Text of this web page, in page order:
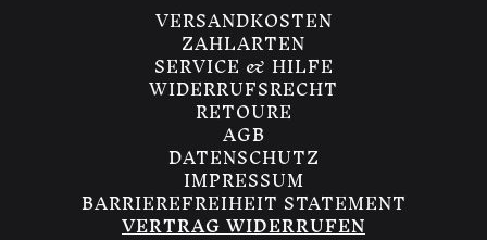
VERSANDKOSTEN
ZAHLARTEN
SERVICE & HILFE
WIDERRUFSRECHT
RETOURE
AGB
DATENSCHUTZ
IMPRESSUM
BARRIEREFREIHEIT STATEMENT
VERTRAG WIDERRUFEN